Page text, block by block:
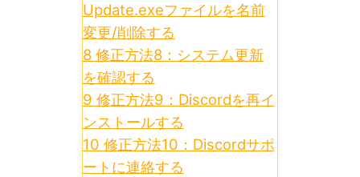
Update.exeファイルを名前
変更/削除する
8 修正方法8：システム更新
を確認する
9 修正方法9：Discordを再イ
ンストールする
10 修正方法10：Discordサポ
ートに連絡する